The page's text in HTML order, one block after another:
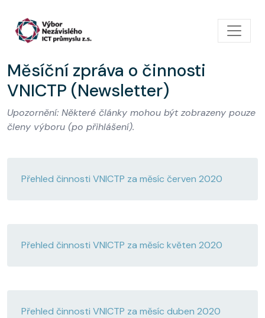
Měsíční zpráva o činnosti
VNICTP (Newsletter)
Upozornění: Některé články mohou být zobrazeny pouze
členy výboru (po přihlášení).
Přehled činnosti VNICTP za měsíc červen 2020
Přehled činnosti VNICTP za měsíc květen 2020
Přehled činnosti VNICTP za měsíc duben 2020